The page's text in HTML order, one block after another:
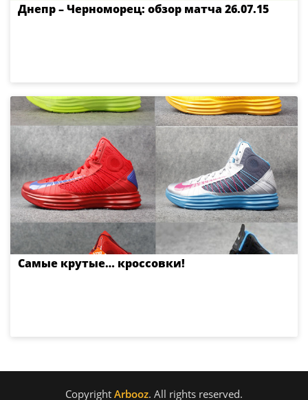
Днепр – Черноморец: обзор матча 26.07.15
Самые крутые… кроссовки!
Copyright Arbooz. All rights reserved.